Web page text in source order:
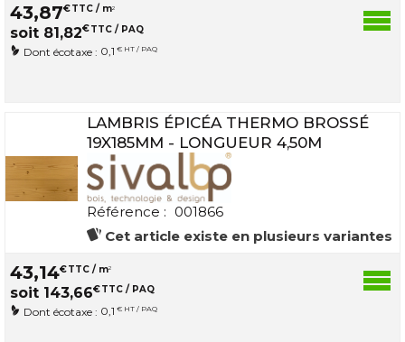
43,87€TTC / m2
soit 81,82€TTC / PAQ
Dont écotaxe : 0,1 € HT / PAQ
LAMBRIS ÉPICÉA THERMO BROSSÉ
19X185MM - LONGUEUR 4,50M
Référence : 001866
Cet article existe en plusieurs variantes
43,14€TTC / m2
soit 143,66€TTC / PAQ
Dont écotaxe : 0,1 € HT / PAQ